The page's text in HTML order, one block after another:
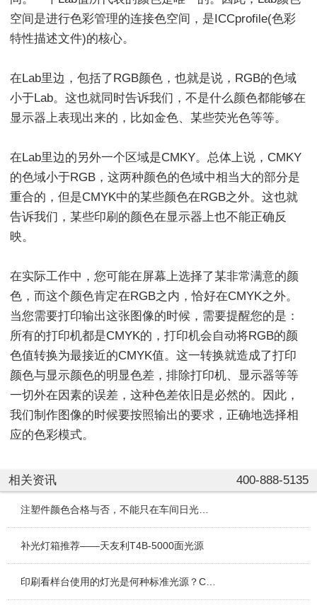
空间是进行色彩管理的连接色空间，是ICCprofile(色彩
特性描述文件)的核心。
在Lab里边，包括了RGB颜色，也就是说，RGB的色域
小于Lab。这也就同时告诉我们，不是什么颜色都能够在
显示器上表现出来的，比如金色、某些荧光色等等。
在Lab里边的另外一个区域是CMKY。总体上说，CMKY
的色域小于RGB，这两种颜色的色域中相当大的部分是
重合的，但是CMYK中的某些颜色在RGB之外。这也就
告诉我们，某些印刷的颜色在显示器上也不能正确反
映。
在实际工作中，您可能在屏幕上选择了某非常满意的颜
色，而这个颜色肯定在RGB之内，恰好在CMYK之外。
当您需要打印输出这张图像的时候，需要提醒您的是：
所有的打印机都是CMYK的，打印机会自动将RGB的颜
色值转换为最接近的CMYK值。这一转换就造成了打印
颜色与显示颜色的明显色差，排除打印机、显示器等等
一切外在因素的误差，这种色差依旧是必然的。因此，
我们制作图像的时候要按照输出的要求，正确地选择相
应的色彩模式。
相关资讯 400-888-5135
补光灯箱推荐——天友利T4B-5000面光源